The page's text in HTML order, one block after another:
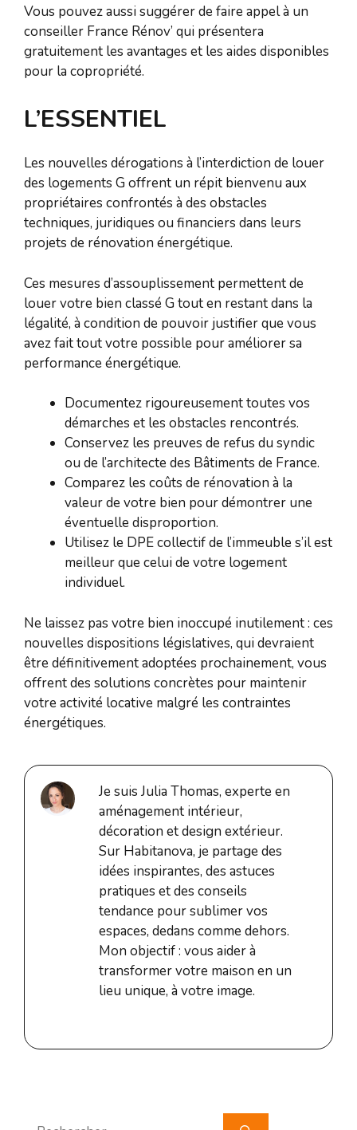
Vous pouvez aussi suggérer de faire appel à un
conseiller France Rénov’ qui présentera
gratuitement les avantages et les aides disponibles
pour la copropriété.
L’ESSENTIEL
Les nouvelles dérogations à l’interdiction de louer
des logements G offrent un répit bienvenu aux
propriétaires confrontés à des obstacles
techniques, juridiques ou financiers dans leurs
projets de rénovation énergétique.
Ces mesures d’assouplissement permettent de
louer votre bien classé G tout en restant dans la
légalité, à condition de pouvoir justifier que vous
avez fait tout votre possible pour améliorer sa
performance énergétique.
Documentez rigoureusement toutes vos
démarches et les obstacles rencontrés.
Conservez les preuves de refus du syndic
ou de l’architecte des Bâtiments de France.
Comparez les coûts de rénovation à la
valeur de votre bien pour démontrer une
éventuelle disproportion.
Utilisez le DPE collectif de l’immeuble s’il est
meilleur que celui de votre logement
individuel.
Ne laissez pas votre bien inoccupé inutilement : ces
nouvelles dispositions législatives, qui devraient
être définitivement adoptées prochainement, vous
offrent des solutions concrètes pour maintenir
votre activité locative malgré les contraintes
énergétiques.
Je suis Julia Thomas, experte en
aménagement intérieur,
décoration et design extérieur.
Sur Habitanova, je partage des
idées inspirantes, des astuces
pratiques et des conseils
tendance pour sublimer vos
espaces, dedans comme dehors.
Mon objectif : vous aider à
transformer votre maison en un
lieu unique, à votre image.
Rechercher :